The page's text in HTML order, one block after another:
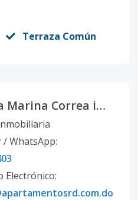
Terraza Común
Cristina Marina Correa infante
/ WhatsApp:
Electrónico: